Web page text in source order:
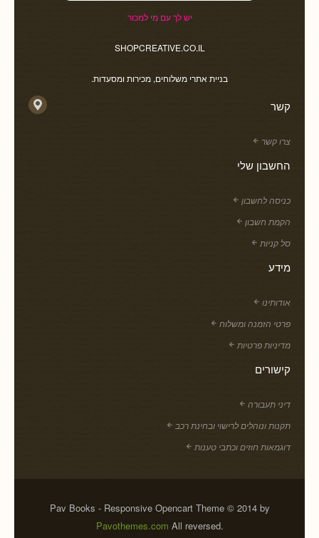
יש לך עם מי למכור
SHOPCREATIVE.CO.IL
בניית אתרי משלוחים, מכירות ומסעדות.
קשר
צרו קשר
החשבון שלי
כניסה לחשבון
הקמת חשבון
סל קניות
מידע
אודותינו
פרטי הזמנה ומשלוח
מדיניות פרטיות
קישורים
דיני תעבורה
תקנות ונוהלים לרישוי ובחינת רכב
דוגמאות חוזים וכתבי טענות
Pav Books - Responsive Opencart Theme © 2014 by
Pavothemes.com All reversed.